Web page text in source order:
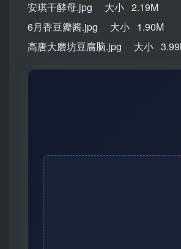
安琪干酵母.jpg 大小 2.19M
6月香豆瓣酱.jpg 大小 1.90M
高唐大磨坊豆腐脑.jpg 大小